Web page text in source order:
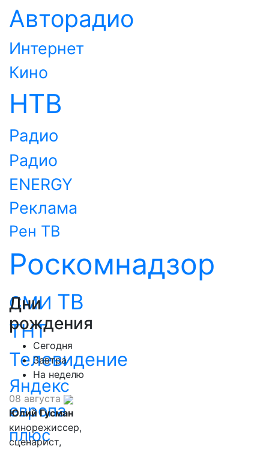
Авторадио
Интернет
Кино
НТВ
Радио
Радио
ENERGY
Реклама
Рен ТВ
Роскомнадзор
СМИ ТВ
ТНТ
Телевидение
Яндекс
европа
плюс
Дни
рождения
Сегодня
Завтра
На неделю
08 августа
Юлий Гусман
кинорежиссер,
сценарист,